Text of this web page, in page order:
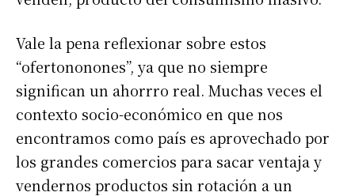
Vale la pena reflexionar sobre estos
“ofertononones”, ya que no siempre
significan un ahorrro real. Muchas veces el
contexto socio-económico en que nos
encontramos como país es aprovechado por
los grandes comercios para sacar ventaja y
vendernos productos sin rotación a un